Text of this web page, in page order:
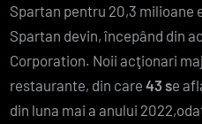
Spartan pentru 20,3 milioane
Spartan devin, începând din
Corporation. Noii acţionari
restaurante, din care 43 se
din luna mai a anului